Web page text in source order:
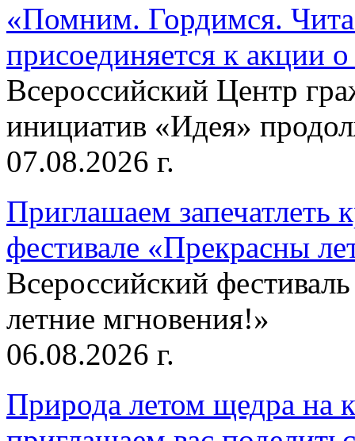
«Помним. Гордимся.
присоединяется к акции
Всероссийский Центр
инициатив «Идея»
07.08.2026 г.
Приглашаем запечатлеть
фестивале «Прекрасны
Всероссийский
летние мгновения!»
06.08.2026 г.
Природа летом щедра на